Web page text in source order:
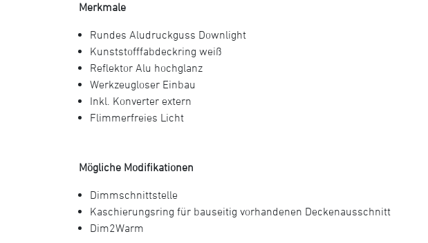
Merkmale
Rundes Aludruckguss Downlight
Kunststofffabdeckring weiß
Reflektor Alu hochglanz
Werkzeugloser Einbau
Inkl. Konverter extern
Flimmerfreies Licht
Mögliche Modifikationen
Dimmschnittstelle
Kaschierungsring für bauseitig vorhandenen Deckenausschnitt
Dim2Warm